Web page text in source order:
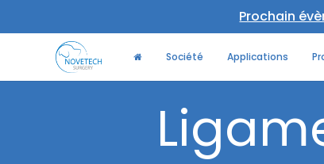
to
Prochain
Société Applications